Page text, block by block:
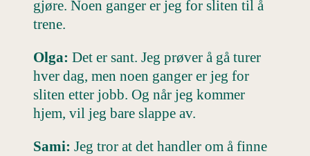
gjøre. Noen ganger er jeg for sliten til å
trene.
Olga: Det er sant. Jeg prøver å gå turer
hver dag, men noen ganger er jeg for
sliten etter jobb. Og når jeg kommer
hjem, vil jeg bare slappe av.
Sami: Jeg tror at det handler om å finne